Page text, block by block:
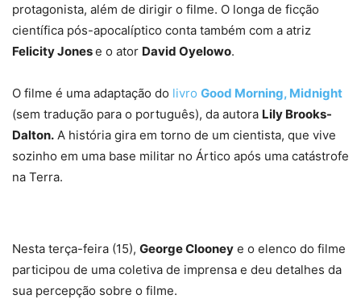
protagonista, além de dirigir o filme. O longa de ficção
científica pós-apocalíptico conta também com a atriz
Felicity Jonese o ator David Oyelowo.
O filme é uma adaptação do livro Good Morning, Midnight
(sem tradução para o português), da autora Lily Brooks-
Dalton. A história gira em torno de um cientista, que vive
sozinho em uma base militar no Ártico após uma catástrofe
na Terra.
Nesta terça-feira (15), George Clooney e o elenco do filme
participou de uma coletiva de imprensa e deu detalhes da
sua percepção sobre o filme.